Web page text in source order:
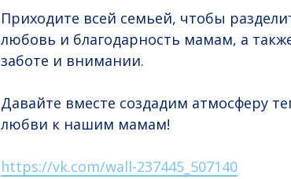
Приходите всей семьей, чтобы
любовь и благодарность мамам, а
заботе и внимании.
Давайте вместе создадим атмосферу
любви к нашим мамам!
https://vk.com/wall-237445_507140